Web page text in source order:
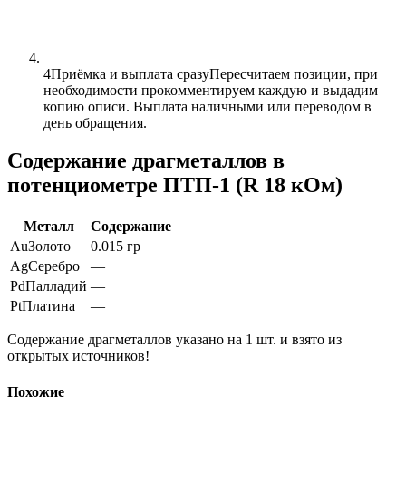
4Приёмка и выплата сразуПересчитаем позиции, при
необходимости прокомментируем каждую и выдадим
копию описи. Выплата наличными или переводом в
день обращения.
Содержание драгметаллов в
потенциометре ПТП-1 (R 18 кОм)
Металл
Содержание
AuЗолото
0.015 гр
AgСеребро
—
PdПалладий —
PtПлатина —
Содержание драгметаллов указано на 1 шт. и взято из
открытых источников!
Похожие